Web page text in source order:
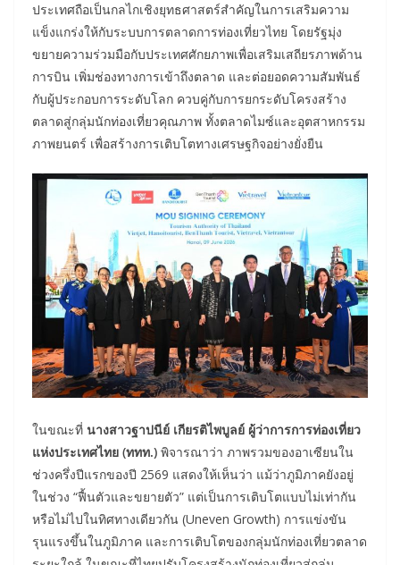
ประเทศถือเป็นกลไกเชิงยุทธศาสตร์สำคัญในการเสริมความ
แข็งแกร่งให้กับระบบการตลาดการท่องเที่ยวไทย โดยรัฐมุ่ง
ขยายความร่วมมือกับประเทศศักยภาพเพื่อเสริมเสถียรภาพด้าน
การบิน เพิ่มช่องทางการเข้าถึงตลาด และต่อยอดความสัมพันธ์
กับผู้ประกอบการระดับโลก ควบคู่กับการยกระดับโครงสร้าง
ตลาดสู่กลุ่มนักท่องเที่ยวคุณภาพ ทั้งตลาดไมซ์และอุตสาหกรรม
ภาพยนตร์ เพื่อสร้างการเติบโตทางเศรษฐกิจอย่างยั่งยืน
ในขณะที่ นางสาวฐาปนีย์ เกียรติไพบูลย์ ผู้ว่าการการท่องเที่ยว
แห่งประเทศไทย (ททท.) พิจารณาว่า ภาพรวมของอาเซียนใน
ช่วงครึ่งปีแรกของปี 2569 แสดงให้เห็นว่า แม้ว่าภูมิภาคยังอยู่
ในช่วง “ฟื้นตัวและขยายตัว” แต่เป็นการเติบโตแบบไม่เท่ากัน
หรือไม่ไปในทิศทางเดียวกัน (Uneven Growth) การแข่งขัน
รุนแรงขึ้นในภูมิภาค และการเติบโตของกลุ่มนักท่องเที่ยวตลาด